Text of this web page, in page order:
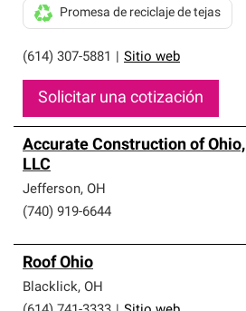
(614) 307-5881 Sitio web
Promesa de reciclaje de tejas
Solicitar una cotización
Accurate Construction of Ohio,
LLC
Jefferson, OH
(740) 919-6644
Roof Ohio
Blacklick, OH